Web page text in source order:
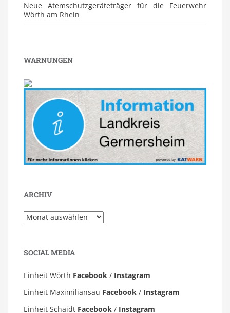
Neue Atemschutzgeräteträger für die Feuerwehr
Wörth am Rhein
WARNUNGEN
ARCHIV
Archiv
SOCIAL MEDIA
Einheit Wörth Facebook / Instagram
Einheit Maximiliansau Facebook / Instagram
Einheit Schaidt Facebook / Instagram